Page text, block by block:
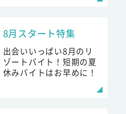
8月スタート特集
出会いいっぱい8月のリ
ゾートバイト！短期の夏
休みバイトはお早めに！